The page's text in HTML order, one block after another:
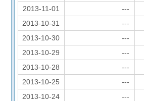
2013-11-01
---
2013-10-31
---
2013-10-30
---
2013-10-29
---
2013-10-28
---
2013-10-25
---
2013-10-24
---